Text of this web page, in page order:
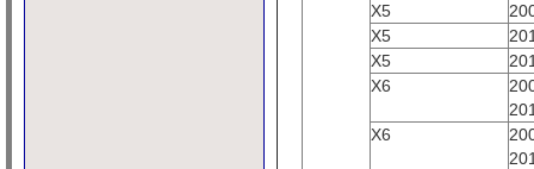
X5
X5
X5
X6
X6